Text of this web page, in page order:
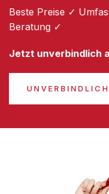
Beste Preise ✓
Beratung ✓
Jetzt unverbindlich